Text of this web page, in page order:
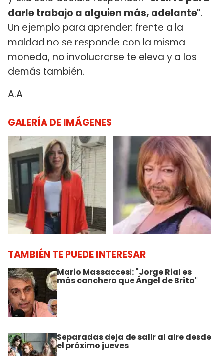
darle trabajo a alguien más, adelante".
Un ejemplo para aprender: frente a la
maldad no se responde con la misma
moneda, no involucrarse te eleva y a los
demás también.
A.A
GALERÍA DE IMÁGENES
TAMBIÉN TE PUEDE INTERESAR
Mario Massaccesi: "Jorge Rial es
más canchero que Ángel de Brito"
Separadas deja de salir al aire desde
el próximo jueves